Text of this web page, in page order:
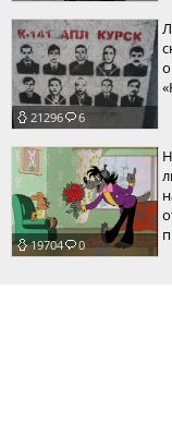
21296 6
19704 0